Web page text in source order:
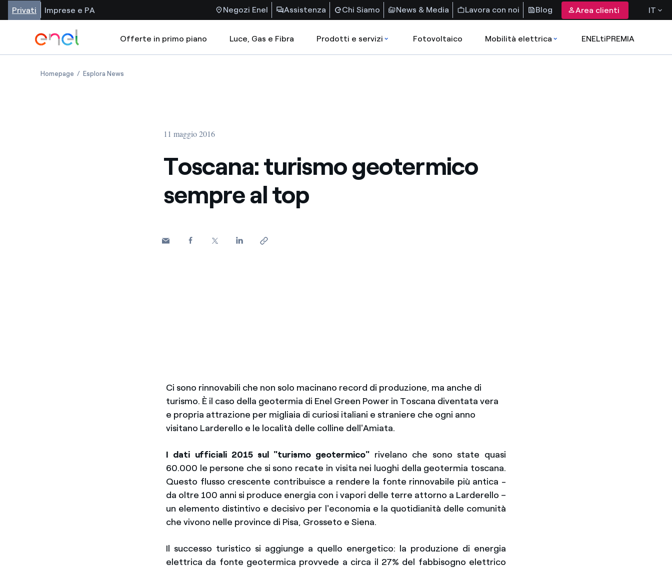
Privati Imprese e PA Negozi Enel Assistenza Chi Siamo News & Media Lavora con noi Blog Area clienti IT
Offerte in primo piano Luce, Gas e Fibra Prodotti e servizi Fotovoltaico Mobilità elettrica ENELtiPREMIA
Homepage Esplora News
11 maggio 2016
Toscana: turismo geotermico
sempre al top
Ci sono rinnovabili che non solo macinano record di produzione, ma anche di
turismo. È il caso della geotermia di Enel Green Power in Toscana diventata vera
e propria attrazione per migliaia di curiosi italiani e straniere che ogni anno
visitano Larderello e le località delle colline dell'Amiata.
I dati ufficiali 2015 sul "turismo geotermico" rivelano che sono state quasi
60.000 le persone che si sono recate in visita nei luoghi della geotermia toscana.
Questo flusso crescente contribuisce a rendere la fonte rinnovabile più antica -
da oltre 100 anni si produce energia con i vapori delle terre attorno a Larderello –
un elemento distintivo e decisivo per l'economia e la quotidianità delle comunità
che vivono nelle province di Pisa, Grosseto e Siena.
Il successo turistico si aggiunge a quello energetico: la produzione di energia
elettrica da fonte geotermica provvede a circa il 27% del fabbisogno elettrico